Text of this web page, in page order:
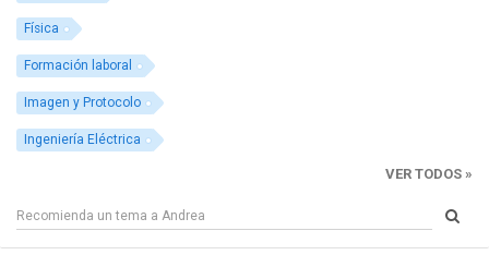
Física
Formación laboral
Imagen y Protocolo
Ingeniería Eléctrica
VER TODOS »